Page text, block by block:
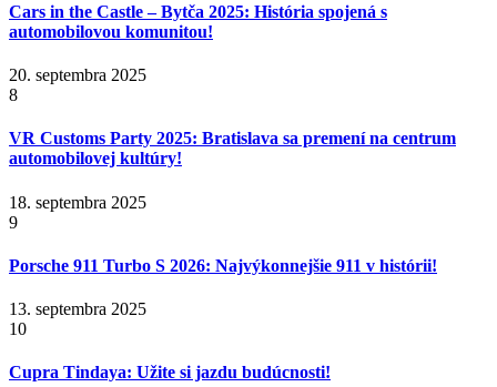
Cars in the Castle – Bytča 2025: História spojená s
automobilovou komunitou!
20. septembra 2025
8
VR Customs Party 2025: Bratislava sa premení na centrum
automobilovej kultúry!
18. septembra 2025
9
Porsche 911 Turbo S 2026: Najvýkonnejšie 911 v histórii!
13. septembra 2025
10
Cupra Tindaya: Užite si jazdu budúcnosti!